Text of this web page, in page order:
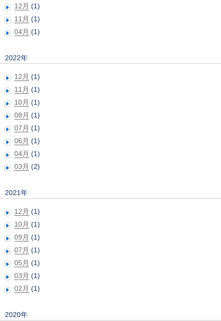
12月 (1)
11月 (1)
04月 (1)
2022年
12月 (1)
11月 (1)
10月 (1)
08月 (1)
07月 (1)
06月 (1)
04月 (1)
03月 (2)
2021年
12月 (1)
10月 (1)
09月 (1)
07月 (1)
05月 (1)
03月 (1)
02月 (1)
2020年